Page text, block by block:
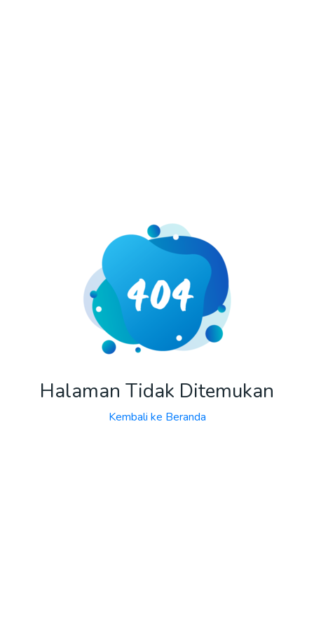
Halaman Tidak Ditemukan
Kembali ke Beranda